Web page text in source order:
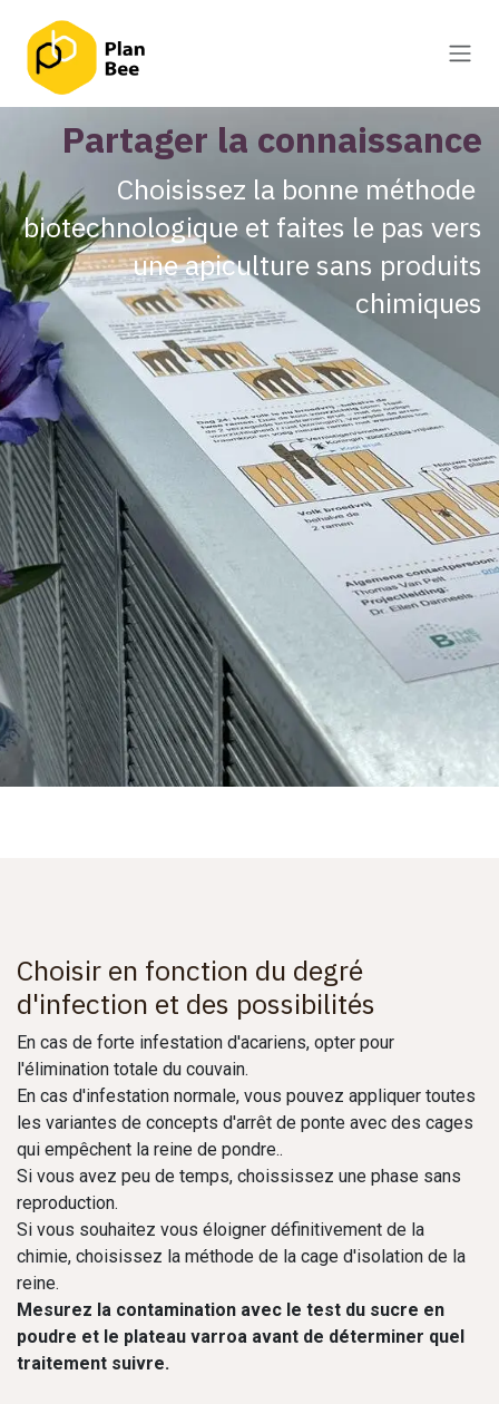
Partager la connaissance
Choisissez la bonne méthode
biotechnologique et faites le pas vers
une apiculture sans produits
chimiques
Choisir en fonction du degré
d'infection et des possibilités
En cas de forte infestation d'acariens, opter pour
l'élimination totale du couvain.
En cas d'infestation normale, vous pouvez appliquer toutes
les variantes de concepts d'arrêt de ponte avec des cages
qui empêchent la reine de pondre..
Si vous avez peu de temps, choississez une phase sans
reproduction.
Si vous souhaitez vous éloigner définitivement de la
chimie, choisissez la méthode de la cage d'isolation de la
reine.
Mesurez la contamination avec le test du sucre en
poudre et le plateau varroa avant de déterminer quel
traitement suivre.